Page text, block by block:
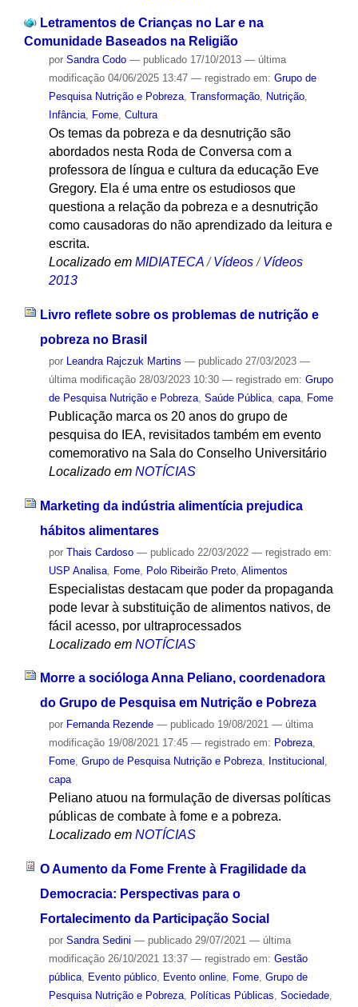
Letramentos de Crianças no Lar e na
Comunidade Baseados na Religião
por Sandra Codo — publicado17/10/2013 — última
modificação04/06/2025 13:47 — registrado em: Grupo de
Pesquisa Nutrição e Pobreza, Transformação, Nutrição,
Infância, Fome, Cultura
Os temas da pobreza e da desnutrição são
abordados nesta Roda de Conversa com a
professora de língua e cultura da educação Eve
Gregory. Ela é uma entre os estudiosos que
questiona a relação da pobreza e a desnutrição
como causadoras do não aprendizado da leitura e
escrita.
Localizado em MIDIATECA /Vídeos /Vídeos
2013
Livro reflete sobre os problemas de nutrição e
pobreza no Brasil
por Leandra Rajczuk Martins — publicado27/03/2023 —
última modificação28/03/2023 10:30 — registrado em: Grupo
de Pesquisa Nutrição e Pobreza, Saúde Pública, capa, Fome
Publicação marca os 20 anos do grupo de
pesquisa do IEA, revisitados também em evento
comemorativo na Sala do Conselho Universitário
Localizado em NOTÍCIAS
Marketing da indústria alimentícia prejudica
hábitos alimentares
por Thais Cardoso — publicado22/03/2022 — registrado em:
USP Analisa, Fome, Polo Ribeirão Preto, Alimentos
Especialistas destacam que poder da propaganda
pode levar à substituição de alimentos nativos, de
fácil acesso, por ultraprocessados
Localizado em NOTÍCIAS
Morre a socióloga Anna Peliano, coordenadora
do Grupo de Pesquisa em Nutrição e Pobreza
por Fernanda Rezende — publicado19/08/2021 — última
modificação19/08/2021 17:45 — registrado em: Pobreza,
Fome, Grupo de Pesquisa Nutrição e Pobreza, Institucional ,
capa
Peliano atuou na formulação de diversas políticas
públicas de combate à fome e a pobreza.
Localizado em NOTÍCIAS
O Aumento da Fome Frente à Fragilidade da
Democracia: Perspectivas para o
Fortalecimento da Participação Social
por Sandra Sedini — publicado29/07/2021 — última
modificação26/10/2021 13:37 — registrado em: Gestão
pública, Evento público, Evento online, Fome, Grupo de
Pesquisa Nutrição e Pobreza, Políticas Públicas, Sociedade,